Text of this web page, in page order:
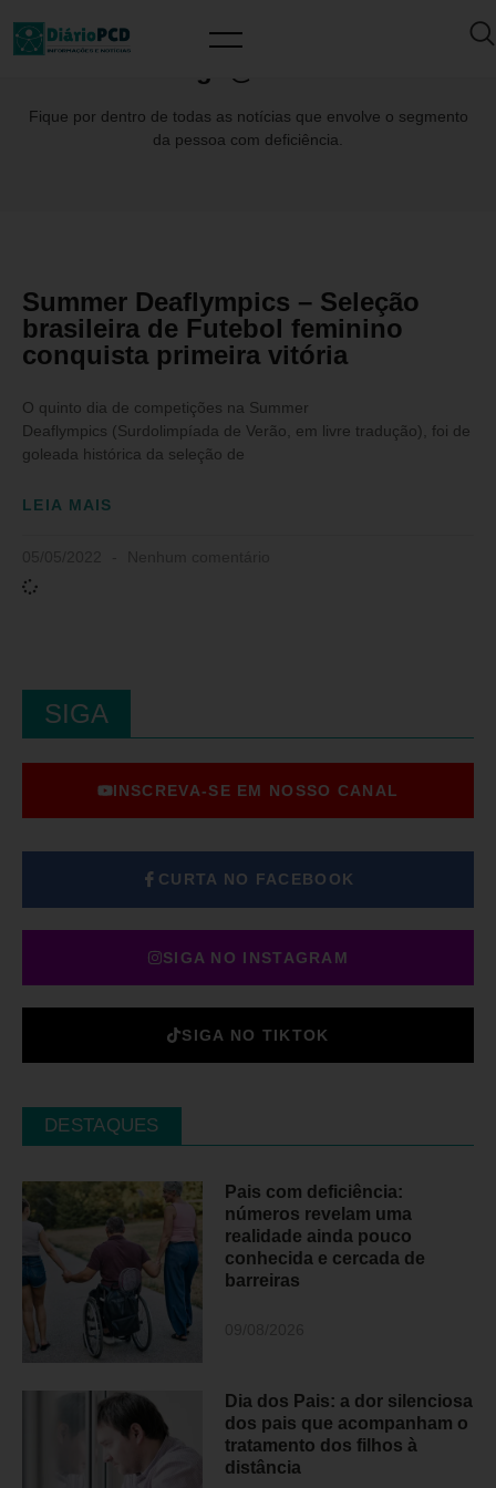
Fique por dentro de todas as notícias que envolve o segmento
da pessoa com deficiência.
Summer Deaflympics – Seleção
brasileira de Futebol feminino
conquista primeira vitória
O quinto dia de competições na Summer
Deaflympics (Surdolimpíada de Verão, em livre tradução), foi de
goleada histórica da seleção de
LEIA MAIS
SIGA
INSCREVA-SE EM NOSSO CANAL
CURTA NO FACEBOOK
SIGA NO INSTAGRAM
SIGA NO TIKTOK
DESTAQUES
Pais com deficiência:
números revelam uma
realidade ainda pouco
conhecida e cercada de
barreiras
Dia dos Pais: a dor silenciosa
dos pais que acompanham o
tratamento dos filhos à
distância